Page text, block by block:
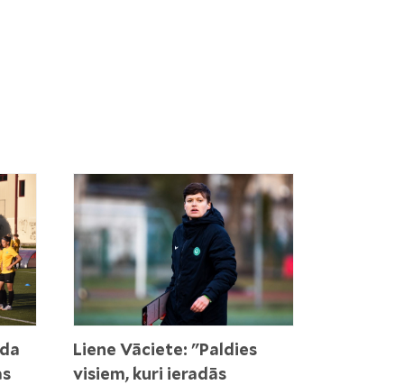
Liene Vāciete: "Paldies
visiem, kuri ieradās